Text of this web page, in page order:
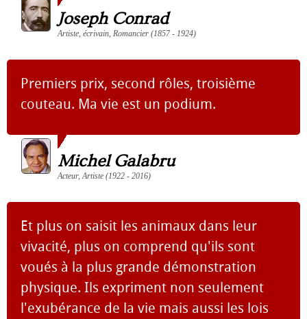
Joseph Conrad
Artiste, écrivain, Romancier (1857 - 1924)
Premiers prix, second rôles, troisième
couteau. Ma vie est un podium.
Michel Galabru
Acteur, Artiste (1922 - 2016)
Et plus on saisit les animaux dans leur
vivacité, plus on comprend qu'ils sont
voués à la plus grande démonstration
physique. Ils expriment non seulement
l'exubérance de la vie mais aussi les lois